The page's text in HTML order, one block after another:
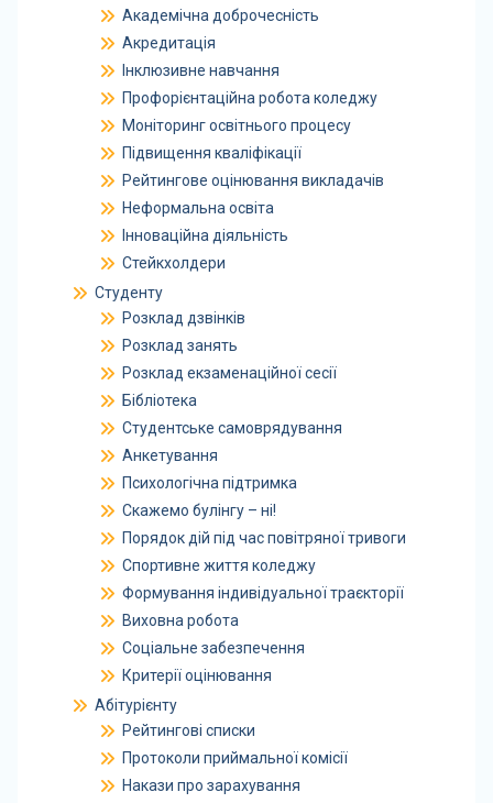
Академічна доброчесність
Акредитація
Інклюзивне навчання
Профорієнтаційна робота коледжу
Моніторинг освітнього процесу
Підвищення кваліфікації
Рейтингове оцінювання викладачів
Неформальна освіта
Інноваційна діяльність
Стейкхолдери
Студенту
Розклад дзвінків
Розклад занять
Розклад екзаменаційної сесії
Бібліотека
Студентське самоврядування
Анкетування
Психологічна підтримка
Скажемо булінгу – ні!
Порядок дій під час повітряної тривоги
Спортивне життя коледжу
Формування індивідуальної траєкторії
Виховна робота
Соціальне забезпечення
Критерії оцінювання
Абітурієнту
Рейтингові списки
Протоколи приймальної комісії
Накази про зарахування